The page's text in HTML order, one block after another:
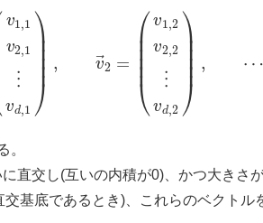
v1,1
v2,1
⋮
vd,1
⎞
⎠
⎟⎟⎟⎟
⎟ , v⃗
2 =
⎛
⎝
⎜⎜
⎜⎜⎜
v1,2
v2,2
⋮
vd,2
⎞
⎠
⎟⎟⎟⎟
⎟ , ⋯
1 ⋮ ,v→2= v 2 ⋮ ⋯ v
。
直交し(互いの内積が0)、かつ大きさ
基底であるとき)、これらのベクトル